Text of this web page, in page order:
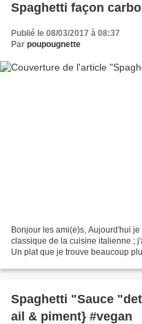
Spaghetti façon
Publié le 08/03/2017 à 08:37
Par poupougnette
Bonjour les ami(e)s, Aujourd'hui
classique de la cuisine italienne ;
Un plat que je trouve beaucoup
Spaghetti "Sauce
ail & piment} #vegan